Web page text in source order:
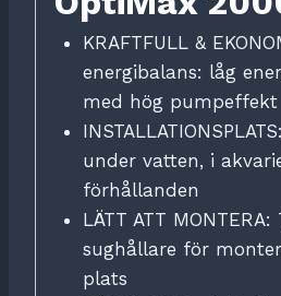
KRAFTFULL &
energibalans: låg
med hög pumpeffekt
under vatten, i
förhållanden
LÄTT ATT
sughållare för
plats